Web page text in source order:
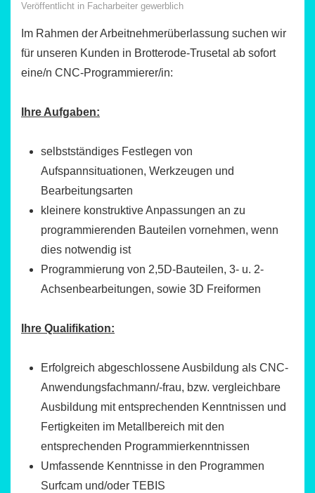
Veröffentlicht in Facharbeiter gewerblich
Im Rahmen der Arbeitnehmerüberlassung suchen wir
für unseren Kunden in Brotterode-Trusetal ab sofort
eine/n CNC-Programmierer/in:
Ihre Aufgaben:
selbstständiges Festlegen von
Aufspannsituationen, Werkzeugen und
Bearbeitungsarten
kleinere konstruktive Anpassungen an zu
programmierenden Bauteilen vornehmen, wenn
dies notwendig ist
Programmierung von 2,5D-Bauteilen, 3- u. 2-
Achsenbearbeitungen, sowie 3D Freiformen
Ihre Qualifikation:
Erfolgreich abgeschlossene Ausbildung als CNC-
Anwendungsfachmann/-frau, bzw. vergleichbare
Ausbildung mit entsprechenden Kenntnissen und
Fertigkeiten im Metallbereich mit den
entsprechenden Programmierkenntnissen
Umfassende Kenntnisse in den Programmen
Surfcam und/oder TEBIS